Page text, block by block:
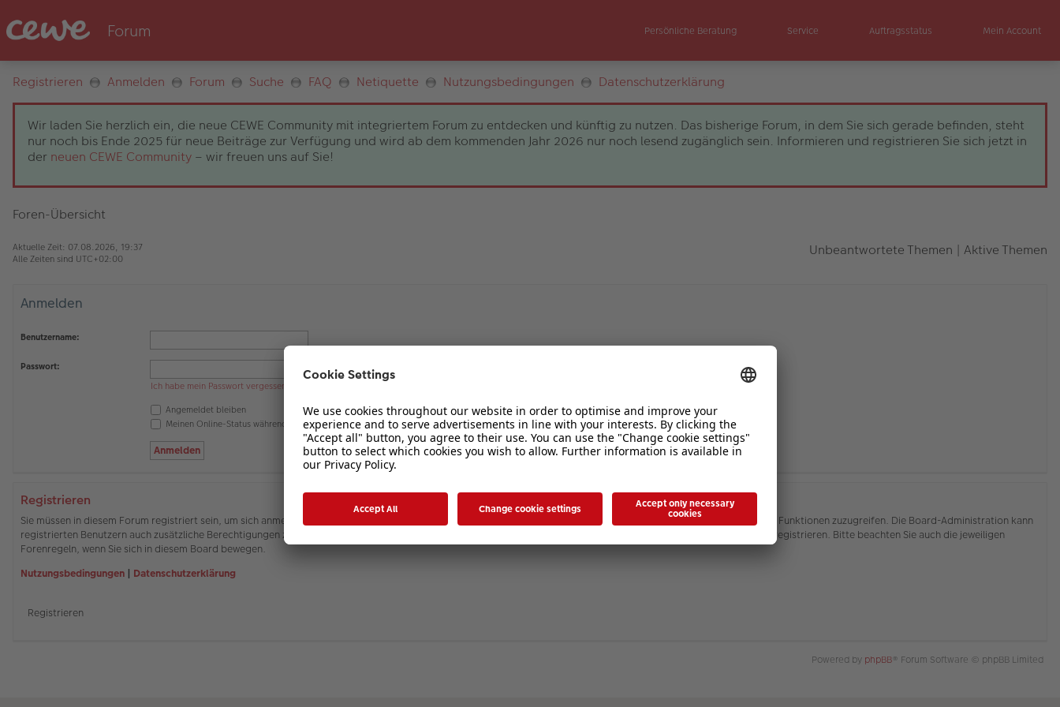
Persönliche Beratung Service Auftragsstatus Mein Account
Registrieren Anmelden Forum Suche FAQ Netiquette Nutzungsbedingungen Datenschutzerklärung
Wir laden Sie herzlich ein, die neue CEWE Community mit integriertem Forum zu entdecken und künftig zu nutzen. Das bisherige Forum, in dem Sie sich gerade befinden, steht
nur noch bis Ende 2025 für neue Beiträge zur Verfügung und wird ab dem kommenden Jahr 2026 nur noch lesend zugänglich sein. Informieren und registrieren Sie sich jetzt in
der neuen CEWE Community – wir freuen uns auf Sie!
Foren-Übersicht
Aktuelle Zeit: 07.08.2026, 19:37
Alle Zeiten sind UTC+02:00 Unbeantwortete Themen | Aktive Themen
Anmelden
Benutzername:
Passwort:
Ich habe mein Passwort vergessen
Angemeldet bleiben
Meinen Online-Status während dieser Sitzung verbergen
Registrieren
Sie müssen in diesem Forum registriert sein, um sich anmelden zu können. Die Registrierung ist in wenigen Augenblicken erledigt und ermöglicht es Ihnen, auf weitere Funktionen zuzugreifen. Die Board-Administration kann
registrierten Benutzern auch zusätzliche Berechtigungen zuweisen. Beachten Sie bitte unsere Nutzungsbedingungen und die verwandten Regelungen, bevor Sie sich registrieren. Bitte beachten Sie auch die jeweiligen
Forenregeln, wenn Sie sich in diesem Board bewegen.
Nutzungsbedingungen | Datenschutzerklärung
Registrieren
Powered by phpBB® Forum Software © phpBB Limited